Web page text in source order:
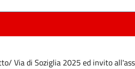
Via di Soziglia 2025 ed invito